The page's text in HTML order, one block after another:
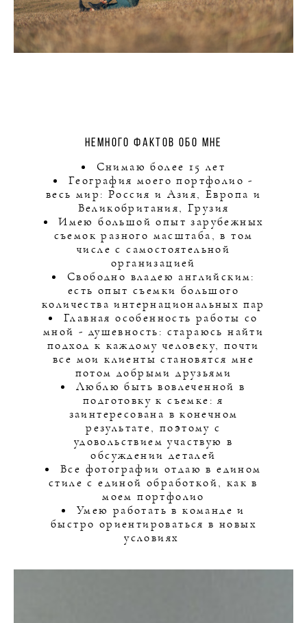
Немного фактов обо мне
Снимаю более 15 лет
География моего портфолио -
весь мир: Россия и Азия, Европа и
Великобритания, Грузия
Имею большой опыт зарубежных
съемок разного масштаба, в том
числе с самостоятельной
организацией
Свободно владею английским:
есть опыт съемки большого
количества интернациональных пар
Главная особенность работы со
мной - душевность: стараюсь найти
подход к каждому человеку, почти
все мои клиенты становятся мне
потом добрыми друзьями
Люблю быть вовлеченной в
подготовку к съемке: я
заинтересована в конечном
результате, поэтому с
удовольствием участвую в
обсуждении деталей
Все фотографии отдаю в едином
стиле с единой обработкой, как в
моем портфолио
Умею работать в команде и
быстро ориентироваться в новых
условиях